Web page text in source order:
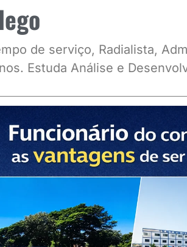
de serviço, Radialista,
Estuda Análise e